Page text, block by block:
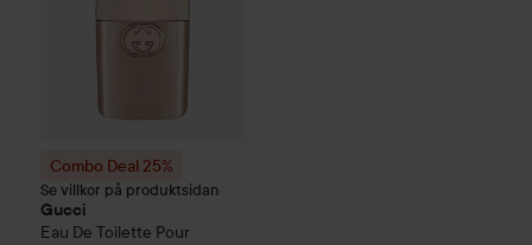
Combo Deal 25%
Se villkor på produktsidan
Gucci
Eau De Toilette Pour